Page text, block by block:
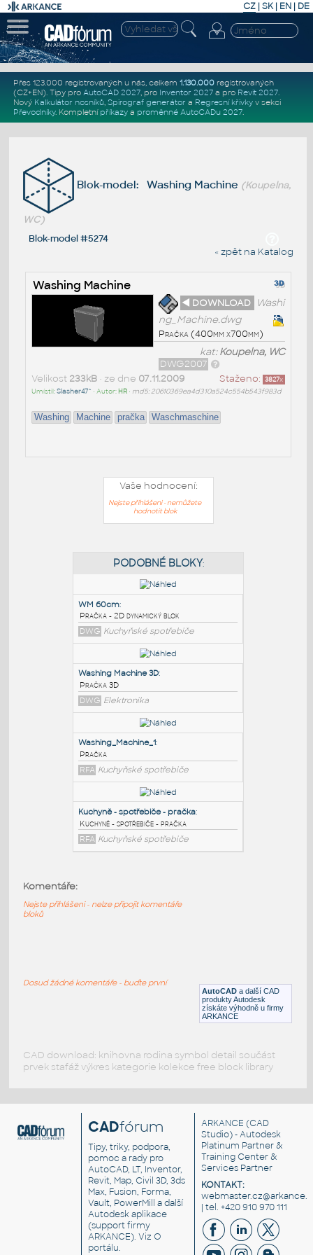
CZ | SK| EN | DE
Přes 123.000 registrovaných u nás, celkem 1.130.000registrovaných
(CZ+EN). Tipy pro AutoCAD 2027, pro Inventor 2027a pro Revit 2027.
Nový Kalkulátor nosníků, Spirograf generátor a Regresní křivkyv sekci
Převodníky. Kompletní příkazya proměnné AutoCADu 2027.
Blok-model: Washing Machine (Koupelna,
WC)
Blok-model #5274
« zpět na Katalog
Washing Machine
◄ DOWNLOAD
Washi
ng_Machine.dwg
Pračka (400mm x700mm)
kat:Koupelna, WC
DWG2007
Staženo: 3827x
Velikost 233kB• ze dne 07.11.2009
Umístil:Slasher47^ • Autor: HR• md5: 20610369ea4d310a524c554b543f983d
Washing Machine pračka Waschmaschine
Vaše hodnocení:
Nejste přihlášeni - nemůžete
hodnotit blok
PODOBNÉ BLOKY:
WM 60cm:
Pračka - 2D dynamický blok
DWG Kuchyňské spotřebiče
Washing Machine 3D
Pračka 3D
DWG Elektronika
RFA Kuchyňské spotřebiče
RFA Kuchyňské spotřebiče
AutoCAD a další CAD
produkty Autodesk
získáte výhodně u firmy
ARKANCE
Komentáře:
Nejste přihlášeni - nelze připojit komentáře
bloků
Dosud žádné komentáře - buďte první
CAD download: knihovna rodina symbol detail součást
prvek stafáž výkres kategorie kolekce free block library
CADfórum
Tipy, triky, podpora,
pomoc a rady pro
AutoCAD, LT, Inventor,
Revit, Map, Civil 3D, 3ds
Max, Fusion, Forma,
Vault, PowerMill a další
Autodesk aplikace
(support firmy
ARKANCE). VizO
portálu.
ARKANCE (CAD
Studio) - Autodesk
Platinum Partner &
Training Center &
Services Partner
KONTAKT:
| tel. +420 910 970 111